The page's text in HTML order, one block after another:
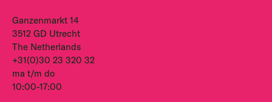
Ganzenmarkt 14
3512 GD Utrecht
The Netherlands
+31(0)30 23 320 32
ma t/m do
10:00-17:00